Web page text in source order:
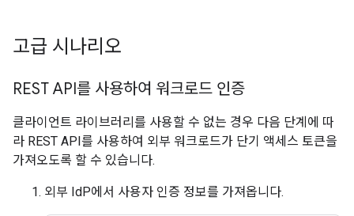
고급 시나리오
REST API를 사용하여 워크로드 인증
클라이언트 라이브러리를 사용할 수 없는 경우 다음 단계에 따
라 REST API를 사용하여 외부 워크로드가 단기 액세스 토큰을
가져오도록 할 수 있습니다.
외부 IdP에서 사용자 인증 정보를 가져옵니다.